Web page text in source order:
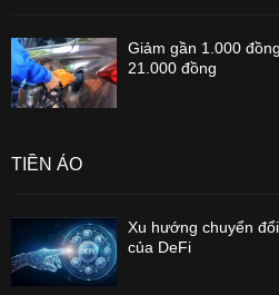
Giảm gần 1.000
21.000 đồng
TIỀN ẢO
Xu hướng chuyển
của DeFi